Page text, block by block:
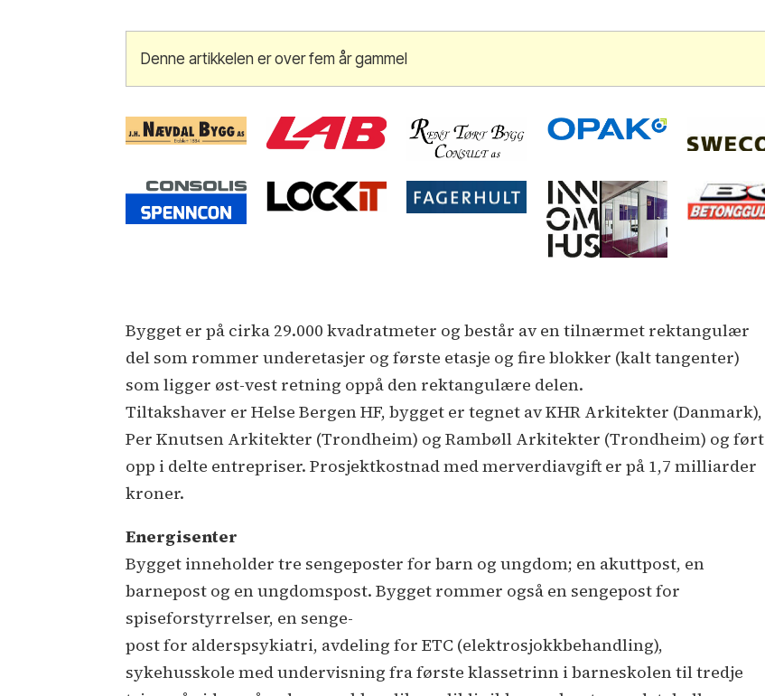
Denne artikkelen er over fem år gammel
Bygget er på cirka 29.000 kvadratmeter og består av en tilnærmet rektangulær
del som rommer underetasjer og første etasje og fire blokker (kalt tangenter)
som ligger øst-vest retning oppå den rektangulære delen.
Tiltakshaver er Helse Bergen HF, bygget er tegnet av KHR Arkitekter (Danmark),
Per Knutsen Arkitekter (Trondheim) og Rambøll Arkitekter (Trondheim) og ført
opp i delte entrepriser. Prosjektkostnad med merverdiavgift er på 1,7 milliarder
kroner.
Energisenter
Bygget inneholder tre sengeposter for barn og ungdom; en akuttpost, en
barnepost og en ungdomspost. Bygget rommer også en sengepost for
spiseforstyrrelser, en senge-
post for alderspsykiatri, avdeling for ETC (elektrosjokkbehandling),
sykehusskole med undervisning fra første klassetrinn i barneskolen til tredje